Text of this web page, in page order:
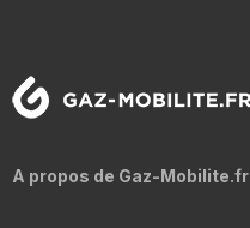
A propos de Gaz-Mobilite.fr